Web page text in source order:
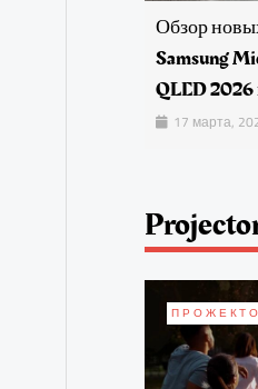
Обзор
Samsung
QLED 2026
17 марта,